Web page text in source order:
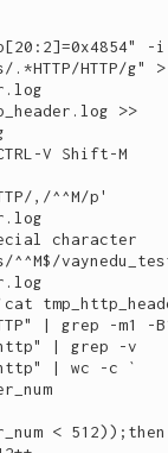
HTTP/g" >
| grep -m1 -
| grep -v
| wc -c `